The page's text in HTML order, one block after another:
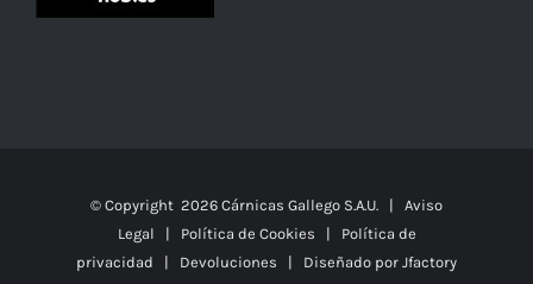
© Copyright 2026 Cárnicas Gallego S.A.U. | Aviso
Legal | Política de Cookies | Política de
privacidad | Devoluciones | Diseñado por Jfactory